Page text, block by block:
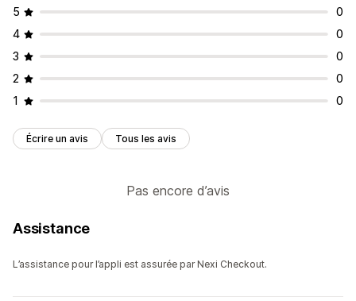
5
0
4
0
3
0
2
0
1
0
Écrire un avis Tous les avis
Pas encore d’avis
Assistance
L’assistance pour l’appli est assurée par Nexi Checkout.